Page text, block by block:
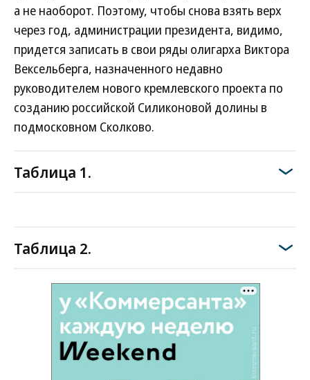
а не наоборот. Поэтому, чтобы снова взять верх
через год, администрации президента, видимо,
придется записать в свои ряды олигарха Виктора
Вексельберга, назначенного недавно
руководителем нового кремлевского проекта по
созданию российской Силиконовой долины в
подмосковном Сколково.
Таблица 1.
Таблица 2.